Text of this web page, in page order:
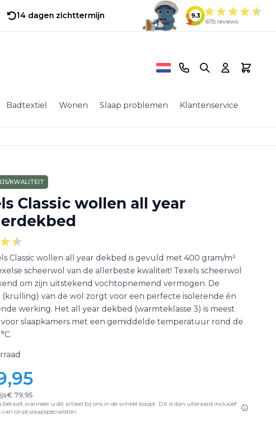
14 dagen zichttermijn
9.3
6115 reviews
Badtextiel Wonen Slaap problemen Klantenservice
Telefoonnummer
Search Cart
KWALITEIT
Classic wollen all year
Classic wollen all year dekbed is gevuld met 400 gram/m²
scheerwol van de allerbeste kwaliteit! Texels scheerwol
om zijn uitstekend vochtopnemend vermogen. De
(krulling) van de wol zorgt voor een perfecte isolerende én
werking. Het all year dekbed (warmteklasse 3) is meest
slaapkamers met een gemiddelde temperatuur rond de
€ 79,95
betaalt wanneer u dit artikel bij ons in de winkel koopt. Dit is dan uiteraard inclusief
onze slaapspecialisten.